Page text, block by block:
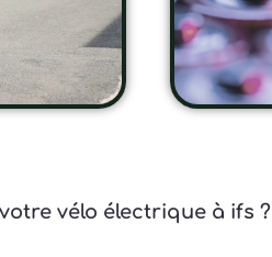
vélo électrique à ifs ?